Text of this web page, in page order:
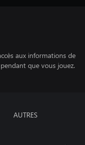
aux informations de
que vous jouez.
AUTRES